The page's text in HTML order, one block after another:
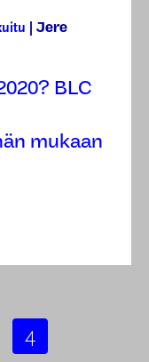
Jere
BLC
mukaan
4